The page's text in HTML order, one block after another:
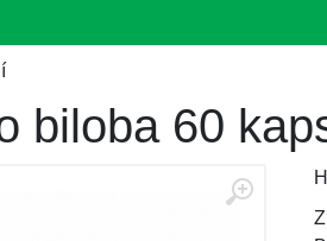
biloba 60